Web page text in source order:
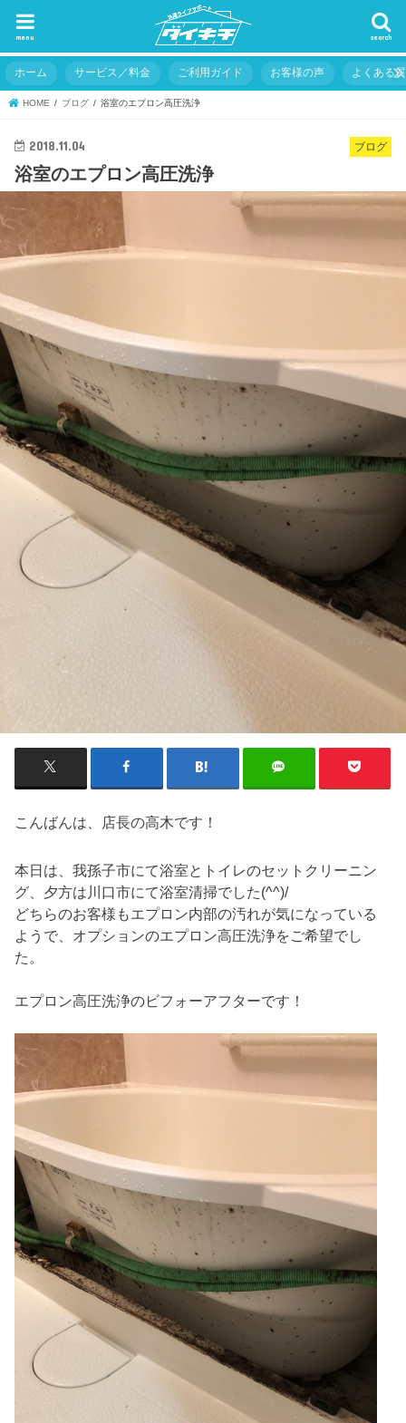
search
menu
ホーム サービス／料金 ご利用ガイド お客様の声 よくある
HOME ブログ 浴室のエプロン高圧洗浄
ブログ
2018.11.04
浴室のエプロン高圧洗浄
こんばんは、店長の高木です！
本日は、我孫子市にて浴室とトイレのセットクリーニン
グ、夕方は川口市にて浴室清掃でした(^^)/
どちらのお客様もエプロン内部の汚れが気になっている
ようで、オプションのエプロン高圧洗浄をご希望でし
た。
エプロン高圧洗浄のビフォーアフターです！